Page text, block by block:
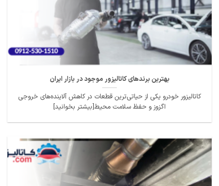
بهترین برندهای کاتالیزور موجود در بازار ایران
کاتالیزور خودرو یکی از حیاتی‌ترین قطعات در کاهش آلاینده‌های خروجی
اگزوز و حفظ سلامت محیط[بیشتر بخوانید]